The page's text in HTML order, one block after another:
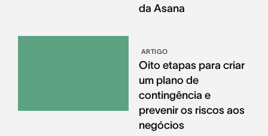
da Asana
ARTIGO
Oito etapas para criar
um plano de
contingência e
prevenir os riscos aos
negócios